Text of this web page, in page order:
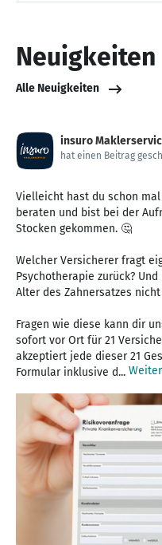
Neuigkeiten
Alle Neuigkeiten
insuro
hat einen Beitrag
Vielleicht hast du schon mal
beraten und bist bei der
Stocken gekommen. 🤔
Welcher Versicherer fragt
Psychotherapie zurück?
Alter des Zahnersatzes nicht
Fragen wie diese kann dir
sofort vor Ort für 21
akzeptiert jede dieser 21
Formular inklusive d...